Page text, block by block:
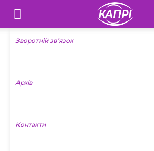
Телебачення
«Капрі»
Новини
Зворотній зв’язок
Архів
Контакти